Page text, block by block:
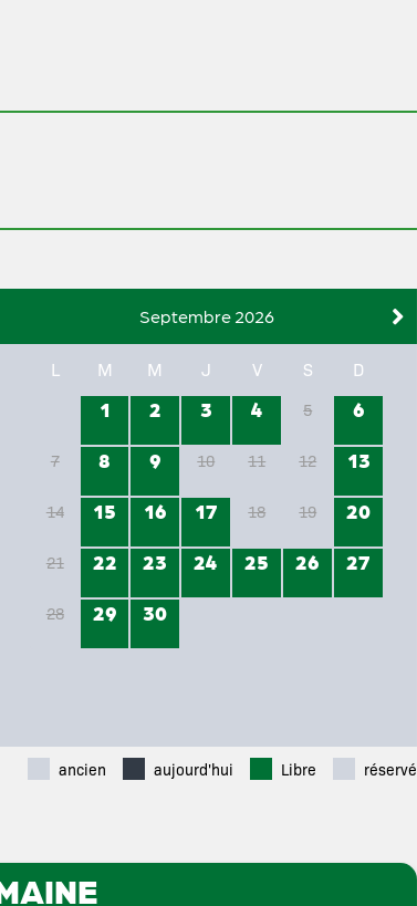
Septembre 2026
L M M J V S D
1 2 3 4 5 6
7 8 9 10 11 12 13
14 15 16 17 18 19 20
21 22 23 24 25 26 27
28 29 30
ancien aujourd'hui Libre réservé